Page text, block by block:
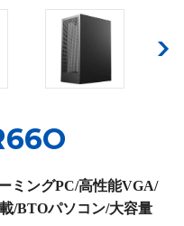
ミングPC/高性能VGA/
/BTOパソコン/大容量